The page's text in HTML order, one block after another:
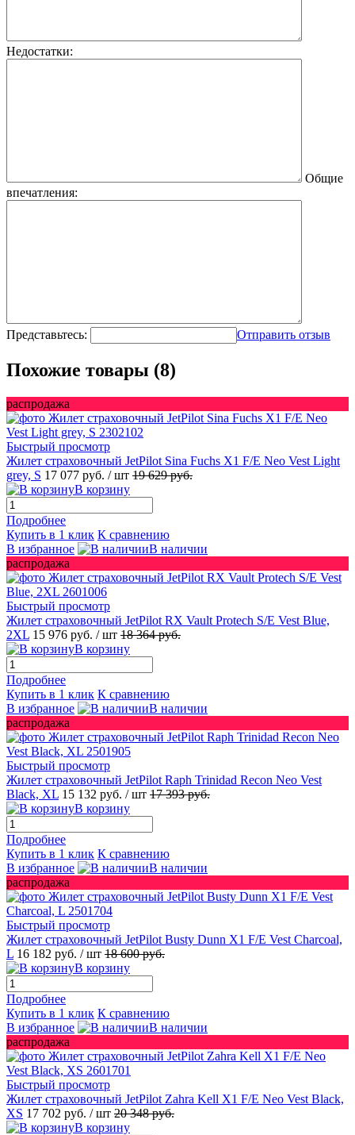
Недостатки:
Общие
впечатления:
Представьтесь: Отправить отзыв
Похожие товары (8)
распродажа
Быстрый просмотр
Жилет страховочный JetPilot Sina Fuchs X1 F/E Neo Vest Light
grey, S 17 077 руб. / шт 19 629 руб.
В корзину
Подробнее
Купить в 1 клик К сравнению
В избранное
В наличии
распродажа
Быстрый просмотр
Жилет страховочный JetPilot RX Vault Protech S/E Vest Blue,
2XL 15 976 руб. / шт 18 364 руб.
В корзину
Подробнее
Купить в 1 клик К сравнению
В избранное
В наличии
распродажа
Быстрый просмотр
Жилет страховочный JetPilot Raph Trinidad Recon Neo Vest
Black, XL 15 132 руб. / шт 17 393 руб.
В корзину
Подробнее
Купить в 1 клик К сравнению
В избранное
В наличии
распродажа
Быстрый просмотр
Жилет страховочный JetPilot Busty Dunn X1 F/E Vest Charcoal,
L 16 182 руб. / шт 18 600 руб.
В корзину
Подробнее
Купить в 1 клик К сравнению
В избранное
В наличии
распродажа
Быстрый просмотр
Жилет страховочный JetPilot Zahra Kell X1 F/E Neo Vest Black,
XS 17 702 руб. / шт 20 348 руб.
В корзину